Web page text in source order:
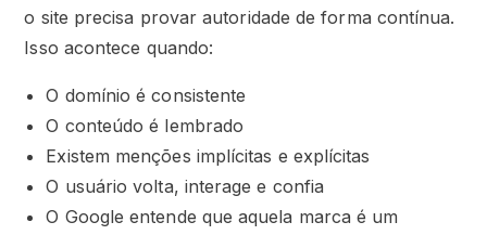
o site precisa provar autoridade de forma contínua.
Isso acontece quando:
O domínio é consistente
O conteúdo é lembrado
Existem menções implícitas e explícitas
O usuário volta, interage e confia
O Google entende que aquela marca é um